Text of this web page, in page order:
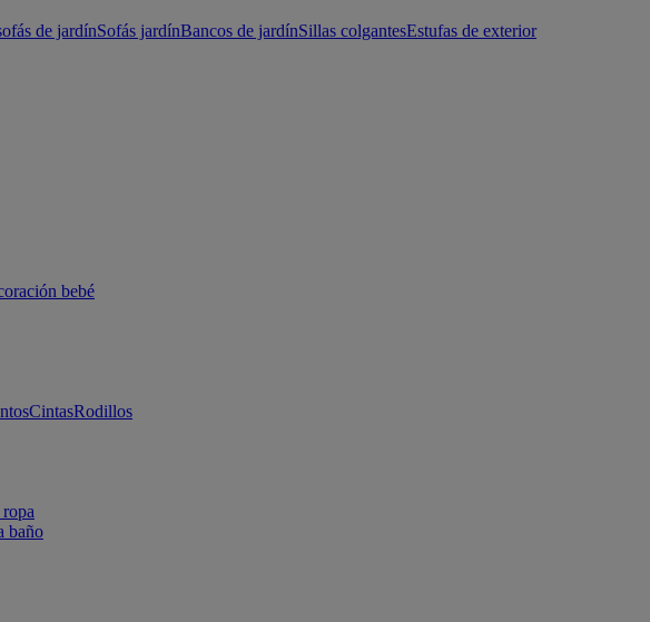
de jardínSofás jardínBancos de jardínSillas colgantesEstufas de exterior
bebé
CintasRodillos
ropa
baño